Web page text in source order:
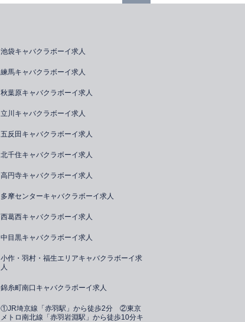
池袋キャバクラボーイ求人
練馬キャバクラボーイ求人
秋葉原キャバクラボーイ求人
立川キャバクラボーイ求人
五反田キャバクラボーイ求人
北千住キャバクラボーイ求人
高円寺キャバクラボーイ求人
多摩センターキャバクラボーイ求人
西葛西キャバクラボーイ求人
中目黒キャバクラボーイ求人
小作・羽村・福生エリアキャバクラボーイ求
人
錦糸町南口キャバクラボーイ求人
①JR埼京線「赤羽駅」から徒歩2分 ②東京
メトロ南北線「赤羽岩淵駅」から徒歩10分キ